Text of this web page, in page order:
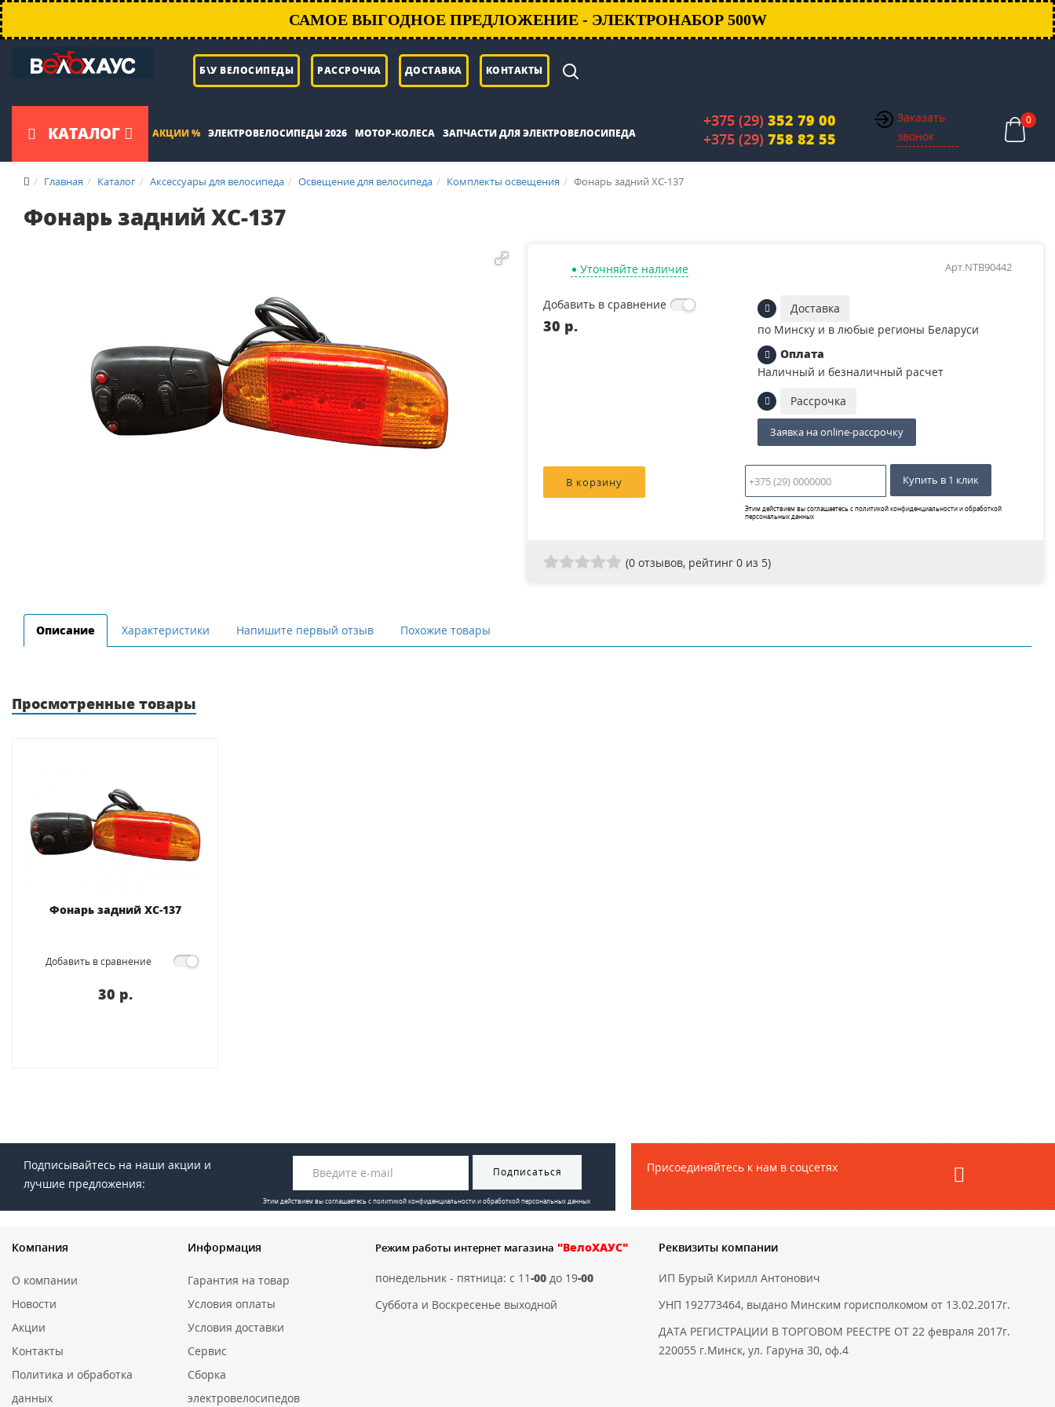
САМОЕ ВЫГОДНОЕ ПРЕДЛОЖЕНИЕ - ЭЛЕКТРОНАБОР 500W
Б\У ВЕЛОСИПЕДЫ РАССРОЧКА ДОСТАВКА КОНТАКТЫ
КАТАЛОГ АКЦИИ % ЭЛЕКТРОВЕЛОСИПЕДЫ 2026 МОТОР-КОЛЕСА ЗАПЧАСТИ ДЛЯ ЭЛЕКТРОВЕЛОСИПЕДА
+375 (29) 352 79 00
+375 (29) 758 82 55
Заказать
звонок
0
Главная Каталог Аксессуары для велосипеда Освещение для велосипеда Комплекты освещения Фонарь задний XC-137
Фонарь задний XC-137
Уточняйте наличие Арт.NTB90442
Добавить в сравнение
30 p.
Доставка
по Минску и в любые регионы Беларуси
Оплата
Наличный и безналичный расчет
Рассрочка
Заявка на online-рассрочку
Купить в 1 клик
Этим действием вы соглашаетесь сполитикой конфиденциальности и обработкой
персональных данных
(0 отзывов, рейтинг 0 из 5)
Описание Характеристики Напишите первый отзыв Похожие товары
Просмотренные товары
Фонарь задний XC-137
Добавить в сравнение
30 p.
Подписывайтесь на наши акции и
лучшие предложения:
Подписаться
Этим действием вы соглашаетесь сполитикой конфиденциальности и обработкой персональных данных
Присоединяйтесь к нам в соцсетях
Компания
О компании
Новости
Акции
Контакты
Политика и обработка
данных
Информация
Гарантия на товар
Условия оплаты
Условия доставки
Сервис
Сборка
электровелосипедов
Режим работы интернет магазина "ВелоХАУС"
понедельник - пятница: с 11-00 до 19-00
Суббота и Воскресенье выходной
Реквизиты компании
ИП Бурый Кирилл Антонович
УНП 192773464, выдано Минским горисполкомом от 13.02.2017г.
ДАТА РЕГИСТРАЦИИ В ТОРГОВОМ РЕЕСТРЕ ОТ 22 февраля 2017г.
220055 г.Минск, ул. Гаруна 30, оф.4